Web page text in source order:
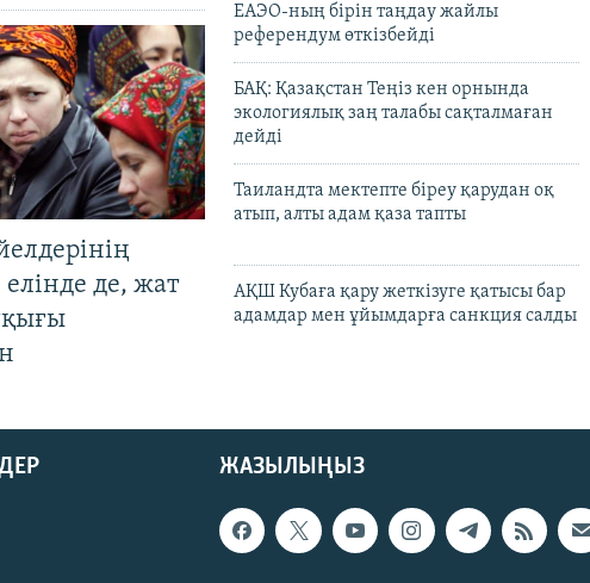
де, жат
ЕАЭО-ның бірін таңдау жайлы
референдум өткізбейді
БАҚ: Қазақстан Теңіз кен орнында
экологиялық заң талабы сақталмаған
дейді
Таиландта мектепте біреу қарудан оқ
атып, алты адам қаза тапты
АҚШ Кубаға қару жеткізуге қатысы бар
адамдар мен ұйымдарға санкция салды
ЖАЗЫЛЫҢЫЗ